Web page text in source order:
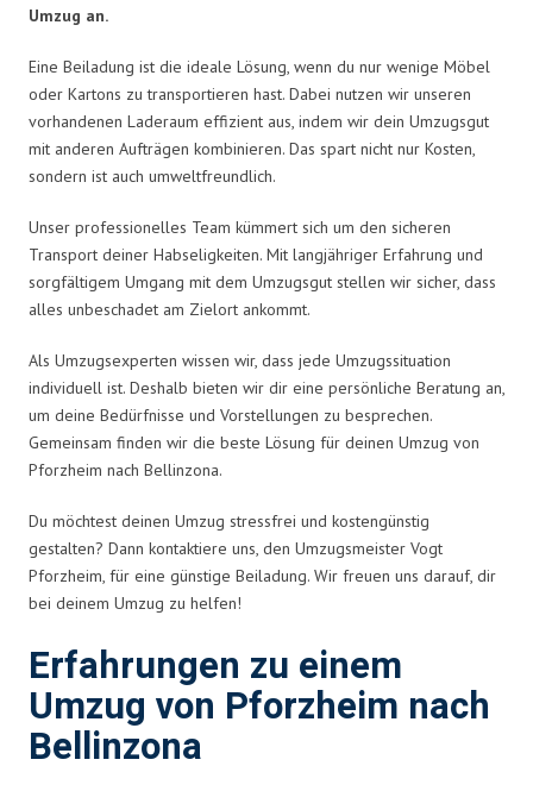
Umzug an.
Eine Beiladung ist die ideale Lösung, wenn du nur wenige Möbel
oder Kartons zu transportieren hast. Dabei nutzen wir unseren
vorhandenen Laderaum effizient aus, indem wir dein Umzugsgut
mit anderen Aufträgen kombinieren. Das spart nicht nur Kosten,
sondern ist auch umweltfreundlich.
Unser professionelles Team kümmert sich um den sicheren
Transport deiner Habseligkeiten. Mit langjähriger Erfahrung und
sorgfältigem Umgang mit dem Umzugsgut stellen wir sicher, dass
alles unbeschadet am Zielort ankommt.
Als Umzugsexperten wissen wir, dass jede Umzugssituation
individuell ist. Deshalb bieten wir dir eine persönliche Beratung an,
um deine Bedürfnisse und Vorstellungen zu besprechen.
Gemeinsam finden wir die beste Lösung für deinen Umzug von
Pforzheim nach Bellinzona.
Du möchtest deinen Umzug stressfrei und kostengünstig
gestalten? Dann kontaktiere uns, den Umzugsmeister Vogt
Pforzheim, für eine günstige Beiladung. Wir freuen uns darauf, dir
bei deinem Umzug zu helfen!
Erfahrungen zu einem
Umzug von Pforzheim nach
Bellinzona